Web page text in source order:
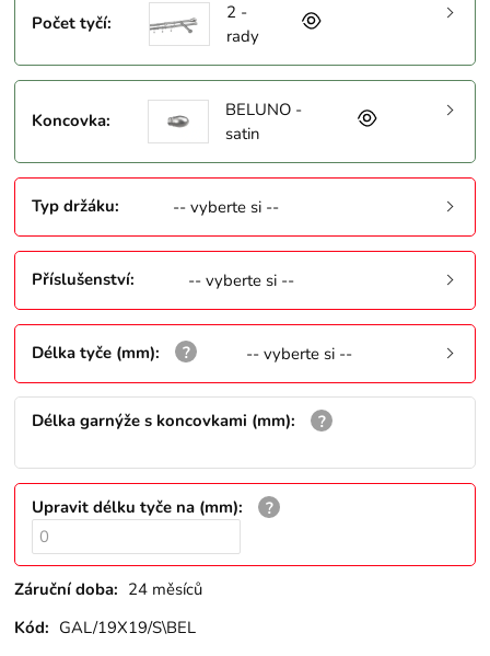
Počet tyčí:
2 -
rady
Koncovka:
BELUNO -
satin
Typ držáku: -- vyberte si --
Příslušenství: -- vyberte si --
Délka tyče (mm): -- vyberte si --
Délka garnýže s koncovkami (mm):
Upravit délku tyče na (mm):
Záruční doba: 24 měsíců
Kód: GAL/19X19/S\BEL